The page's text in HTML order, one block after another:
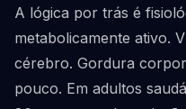
A lógica por trás é
metabolicamente ativo.
cérebro. Gordura
pouco. Em adultos